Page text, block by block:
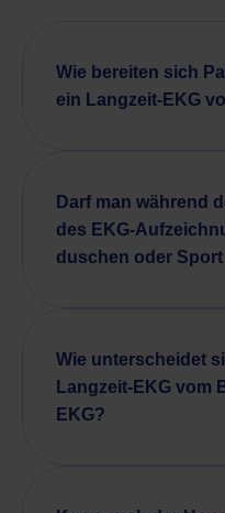
Wie bereiten sich
ein Langzeit-EKG
Darf man während
des EKG-
duschen oder
Wie unterscheidet
Langzeit-EKG vom
EKG?